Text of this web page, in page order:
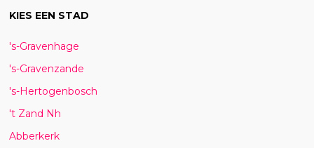
KIES EEN STAD
's-Gravenhage
's-Gravenzande
's-Hertogenbosch
't Zand Nh
Abberkerk